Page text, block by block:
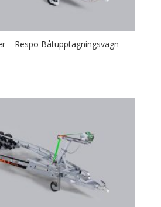
– Respo Båtupptagningsvagn